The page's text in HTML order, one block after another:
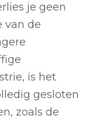
je geen
van de
is het
gesloten
zoals de